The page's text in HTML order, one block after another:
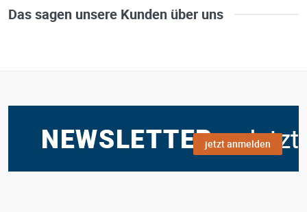
Das sagen unsere Kunden über uns
jetzt anmelden